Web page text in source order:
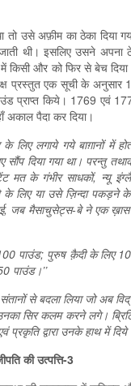
उसे अफ़ीम का ठेका दिया
थी। इसलिए उसने
किसी और को फिर से बेच
प्रस्तुत एक सूची के
प्राप्त किये। 1769 एवं
अकाल पैदा कर दिया।
के लिए लगाये गये बाग़ानों में
दिया गया था। परन्तु
के गंभीर साधकों, न्यू
के लिए या उसे ज़ि‍न्दा पकड़ने
जब मैसाचुसेट्स-बे ने एक ख़ास
पाउंड; पुरुष क़ैदी के लिए
पाउंड।’’
से बदला लिया जो अब
सिर कलम करने लगे।
प्रकृति द्वारा उनके हाथ में
की उत्पत्ति-3